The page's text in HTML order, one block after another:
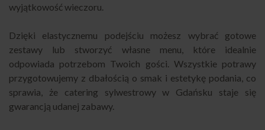
wyjątkowość wieczoru.
Dzięki elastycznemu podejściu możesz wybrać gotowe
zestawy lub stworzyć własne menu, które idealnie
odpowiada potrzebom Twoich gości. Wszystkie potrawy
przygotowujemy z dbałością o smak i estetykę podania, co
sprawia, że catering sylwestrowy w Gdańsku staje się
gwarancją udanej zabawy.